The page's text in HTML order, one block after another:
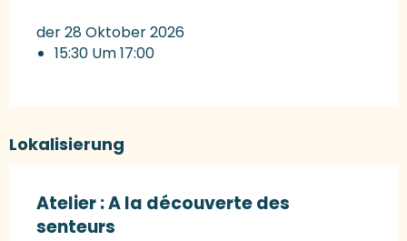
der 28 Oktober 2026
15:30 Um 17:00
Lokalisierung
Atelier : A la découverte des
senteurs